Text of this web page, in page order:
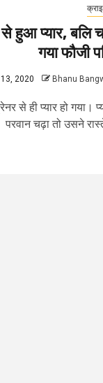
हुआ प्यार, बलि
गया फौजी
2020 Bhanu
से ही प्यार हो गया।
परवान चढ़ा तो उसने